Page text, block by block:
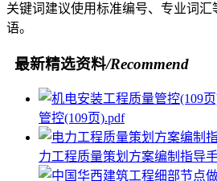
关键词建议使用标准编号、专业词汇
语。
最新精选资料/Recommend
管控(109页).pdf
力工程质量策划方案编制指导